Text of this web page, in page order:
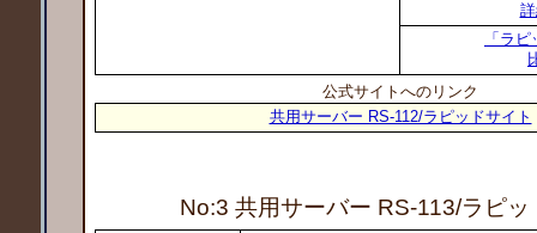
「ラ
公式サイトへのリンク
共用サーバー RS-112/ラピッドサイト
No:3 共用サーバー RS-113/ラピッ